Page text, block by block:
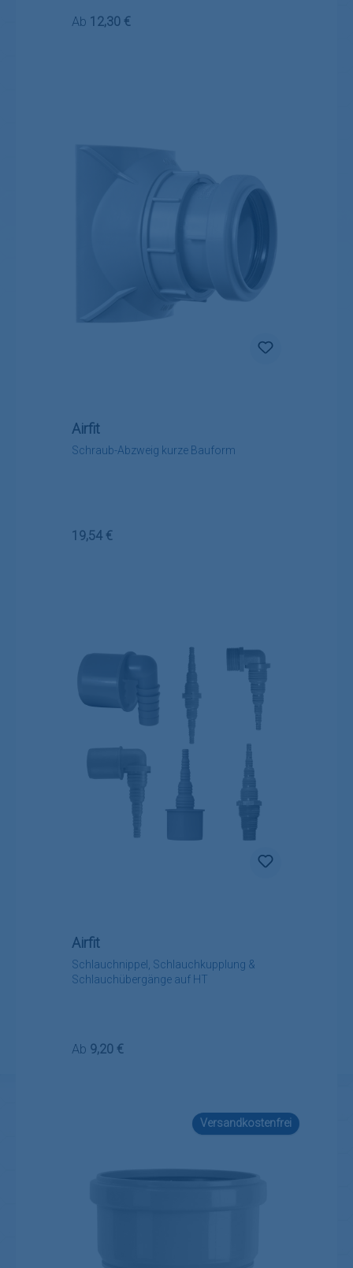
Regulärer Preis:
Ab 12,30 €
Schraub-Abzweig kurze Bauform
Airfit
Regulärer Preis:
19,54 €
Schlauchnippel, Schlauchkupplung &
Schlauchübergänge auf HT
Airfit
Regulärer Preis:
Ab 9,20 €
Versandkostenfrei